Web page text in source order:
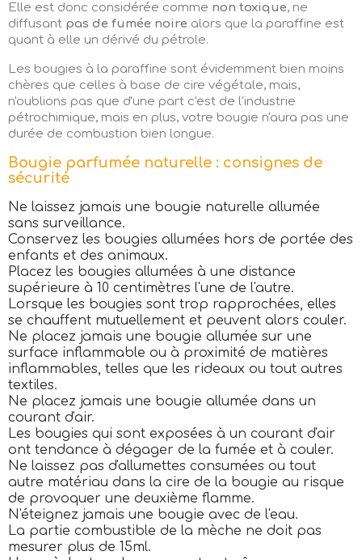
Elle est donc considérée comme non toxique, ne
diffusant pas de fumée noire alors que la paraffine est
quant à elle un dérivé du pétrole.
Les bougies à la paraffine sont évidemment bien moins
chères que celles à base de cire végétale, mais,
n'oublions pas que d'une part c'est de l'industrie
pétrochimique, mais en plus, votre bougie n'aura pas une
durée de combustion bien longue.
Bougie parfumée naturelle : consignes de
sécurité
Ne laissez jamais une bougie naturelle allumée
sans surveillance.
Conservez les bougies allumées hors de portée des
enfants et des animaux.
Placez les bougies allumées à une distance
supérieure à 10 centimètres l'une de l'autre.
Lorsque les bougies sont trop rapprochées, elles
se chauffent mutuellement et peuvent alors couler.
Ne placez jamais une bougie allumée sur une
surface inflammable ou à proximité de matières
inflammables, telles que les rideaux ou tout autres
textiles.
Ne placez jamais une bougie allumée dans un
courant d'air.
Les bougies qui sont exposées à un courant d'air
ont tendance à dégager de la fumée et à couler.
Ne laissez pas d'allumettes consumées ou tout
autre matériau dans la cire de la bougie au risque
de provoquer une deuxième flamme.
N'éteignez jamais une bougie avec de l'eau.
La partie combustible de la mèche ne doit pas
mesurer plus de 15ml.